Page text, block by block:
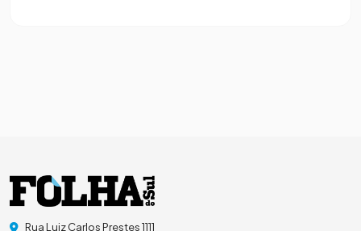
Rua Luiz Carlos Prestes 1111